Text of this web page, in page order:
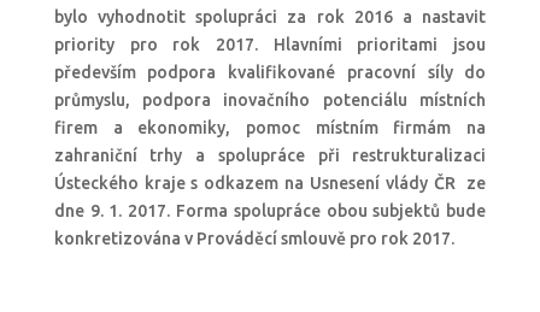
bylo vyhodnotit spolupráci za rok 2016 a nastavit
priority pro rok 2017. Hlavními prioritami jsou
především podpora kvalifikované pracovní síly do
průmyslu, podpora inovačního potenciálu místních
firem a ekonomiky, pomoc místním firmám na
zahraniční trhy a spolupráce při restrukturalizaci
Ústeckého kraje s odkazem na Usnesení vlády ČR ze
dne 9. 1. 2017. Forma spolupráce obou subjektů bude
konkretizována v Prováděcí smlouvě pro rok 2017.